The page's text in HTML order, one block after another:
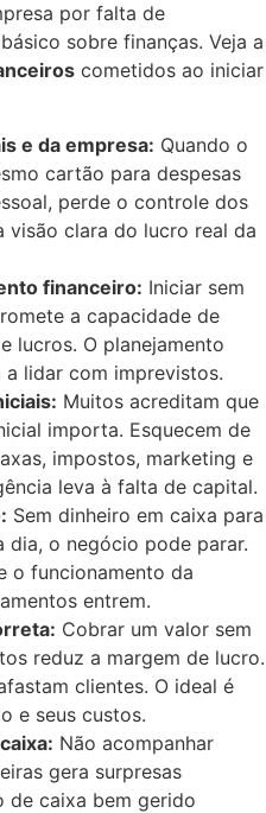
por falta de
sobre finanças. Veja a
cometidos ao iniciar
e da empresa: Quando o
cartão para despesas
perde o controle dos
visão clara do lucro real da
financeiro: Iniciar sem
a capacidade de
lucros. O planejamento
lidar com imprevistos.
Muitos acreditam que
importa. Esquecem de
impostos, marketing e
leva à falta de capital.
Sem dinheiro em caixa para
dia, o negócio pode parar.
o funcionamento da
entrem.
Cobrar um valor sem
reduz a margem de lucro.
clientes. O ideal é
e seus custos.
Não acompanhar
gera surpresas
de caixa bem gerido